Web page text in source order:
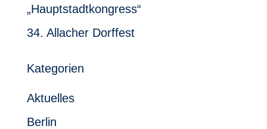
„Hauptstadtkongress“
34. Allacher Dorffest
Kategorien
Aktuelles
Berlin